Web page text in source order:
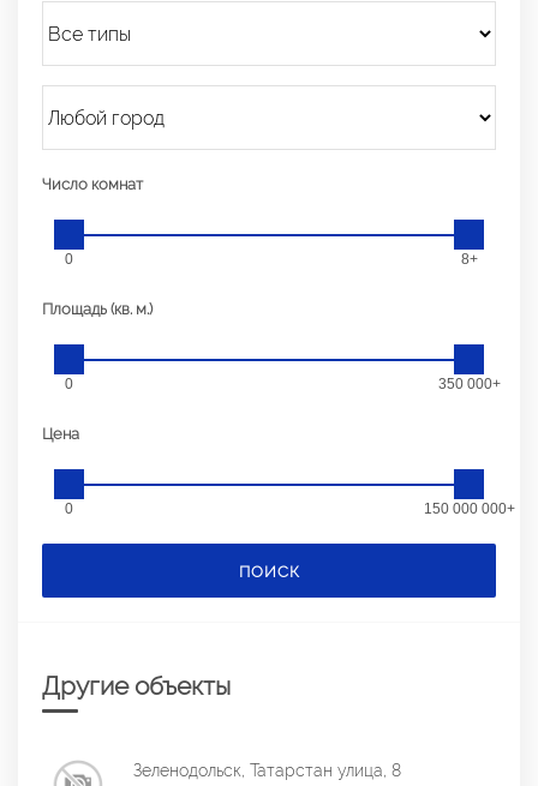
Число комнат
0 8+
Площадь (кв. м.)
0 350 000+
Цена
0 150 000 000+
ПОИСК
Другие объекты
Зеленодольск, Татарстан улица, 8